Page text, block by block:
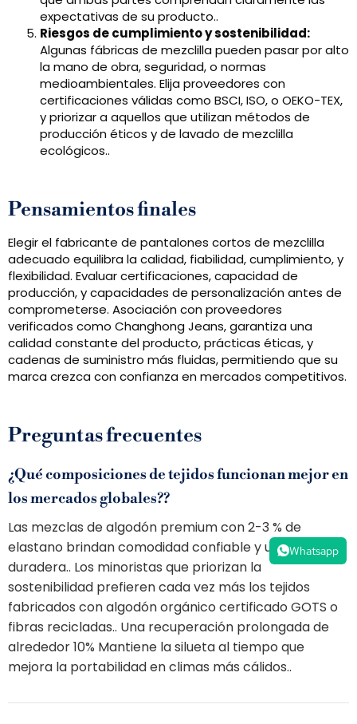
expectativas de su producto..
Riesgos de cumplimiento y sostenibilidad:
Algunas fábricas de mezclilla pueden pasar por alto
la mano de obra, seguridad, o normas
medioambientales. Elija proveedores con
certificaciones válidas como BSCI, ISO, o OEKO-TEX,
y priorizar a aquellos que utilizan métodos de
producción éticos y de lavado de mezclilla
ecológicos..
Pensamientos finales
Elegir el fabricante de pantalones cortos de mezclilla
adecuado equilibra la calidad, fiabilidad, cumplimiento, y
flexibilidad. Evaluar certificaciones, capacidad de
producción, y capacidades de personalización antes de
comprometerse. Asociación con proveedores
verificados como Changhong Jeans, garantiza una
calidad constante del producto, prácticas éticas, y
cadenas de suministro más fluidas, permitiendo que su
marca crezca con confianza en mercados competitivos.
Preguntas frecuentes
¿Qué composiciones de tejidos funcionan mejor en
los mercados globales??
Las mezclas de algodón premium con 2-3 % de
elastano brindan comodidad confiable y una forma
duradera.. Los minoristas que priorizan la
sostenibilidad prefieren cada vez más los tejidos
fabricados con algodón orgánico certificado GOTS o
fibras recicladas.. Una recuperación prolongada de
alrededor 10% Mantiene la silueta al tiempo que
mejora la portabilidad en climas más cálidos..
Whatsapp